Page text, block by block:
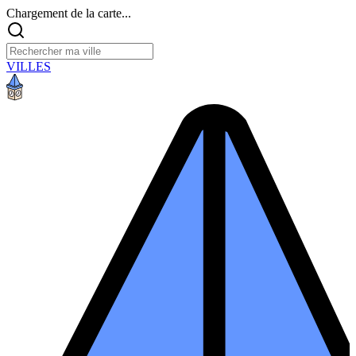
Chargement de la carte...
VILLES